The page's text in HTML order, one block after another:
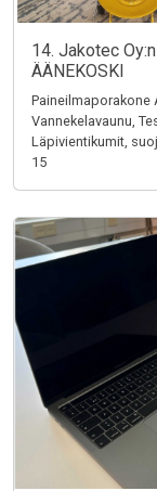
14. Jakotec
ÄÄNEKOSKI
Paineilmaporakone
Vannekelavaunu,
Läpivientikumit,
15